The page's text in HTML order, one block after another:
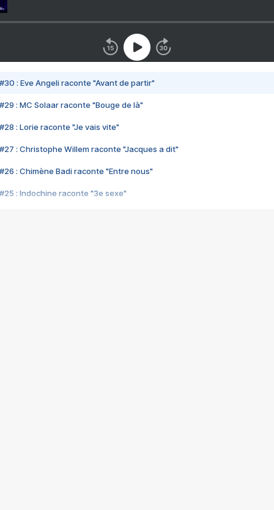
#30 : Eve Angeli raconte "Avant de partir"
#29 : MC Solaar raconte "Bouge de là"
#28 : Lorie raconte "Je vais vite"
#27 : Christophe Willem raconte "Jacques a dit"
#26 : Chimène Badi raconte "Entre nous"
#25 : Indochine raconte "3e sexe"